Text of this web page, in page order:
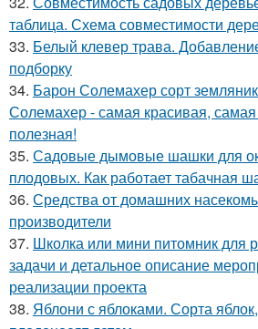
таблица. Схема совместимости
33. Белый клевер трава.
подборку
34. Барон Солемахер сорт
Солемахер - самая красивая,
полезная!
35. Садовые дымовые шашки для
плодовых. Как работает табачная
36. Средства от домашних
производители
37. Школка или мини питомник для
задачи и детальное описание
реализации проекта
38. Яблони с яблоками. Сорта